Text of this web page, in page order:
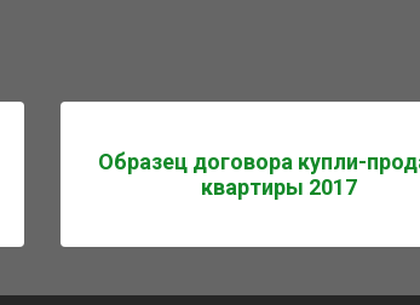
Образец договора купли-
квартиры 2017